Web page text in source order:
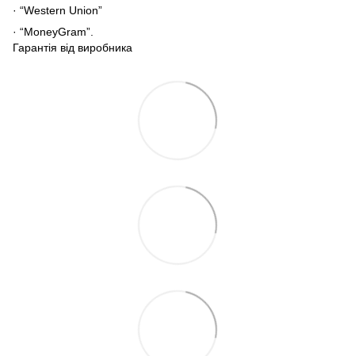
· “Western Union”
· “MoneyGram”.
Гарантія від виробника